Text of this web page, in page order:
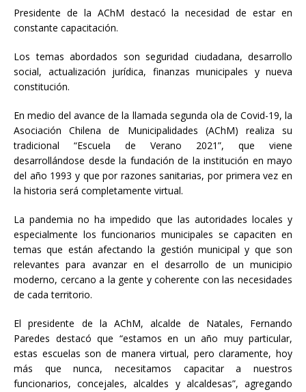
Presidente de la AChM destacó la necesidad de estar en
constante capacitación.
Los temas abordados son seguridad ciudadana, desarrollo
social, actualización jurídica, finanzas municipales y nueva
constitución.
En medio del avance de la llamada segunda ola de Covid-19, la
Asociación Chilena de Municipalidades (AChM) realiza su
tradicional “Escuela de Verano 2021”, que viene
desarrollándose desde la fundación de la institución en mayo
del año 1993 y que por razones sanitarias, por primera vez en
la historia será completamente virtual.
La pandemia no ha impedido que las autoridades locales y
especialmente los funcionarios municipales se capaciten en
temas que están afectando la gestión municipal y que son
relevantes para avanzar en el desarrollo de un municipio
moderno, cercano a la gente y coherente con las necesidades
de cada territorio.
El presidente de la AChM, alcalde de Natales, Fernando
Paredes destacó que “estamos en un año muy particular,
estas escuelas son de manera virtual, pero claramente, hoy
más que nunca, necesitamos capacitar a nuestros
funcionarios, concejales, alcaldes y alcaldesas”, agregando